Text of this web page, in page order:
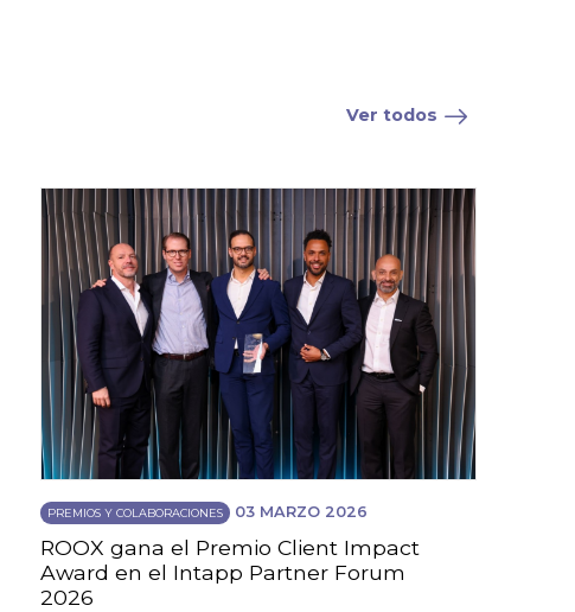
Ver todos
PREMIOS Y COLABORACIONES 03 MARZO 2026
ROOX gana el Premio Client Impact
Award en el Intapp Partner Forum
2026